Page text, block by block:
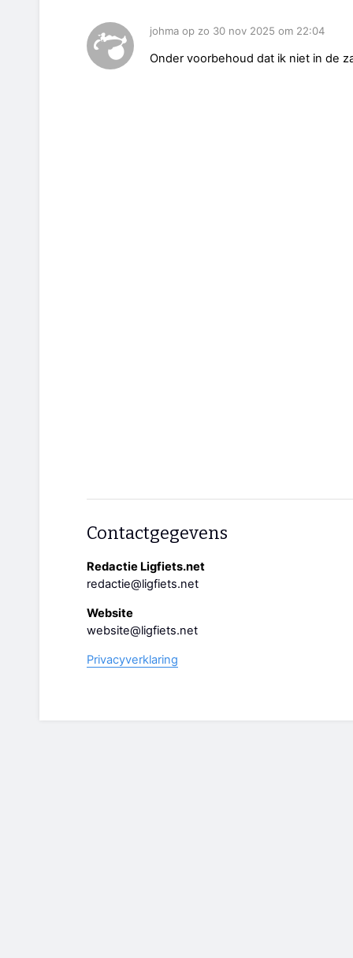
johma op zo 30 nov 2025 om 22:04
Onder voorbehoud dat ik niet in de
Contactgegevens
Redactie Ligfiets.net
redactie@ligfiets.net
Website
website@ligfiets.net
Privacyverklaring